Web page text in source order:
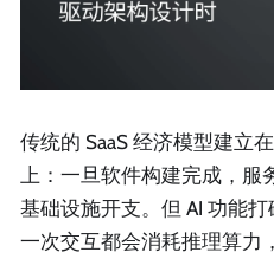
传统的 SaaS 经济模型建立
上：一旦软件构建完成，
基础设施开支。但 AI 功能
一次交互都会消耗推理算力